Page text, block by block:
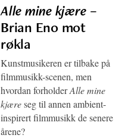
Alle mine kjære –
Brian Eno mot
røkla
Kunstmusikeren er tilbake på
filmmusikk-scenen, men
hvordan forholderAlle mine
kjæreseg til annen ambient-
inspirert filmmusikk de senere
årene?